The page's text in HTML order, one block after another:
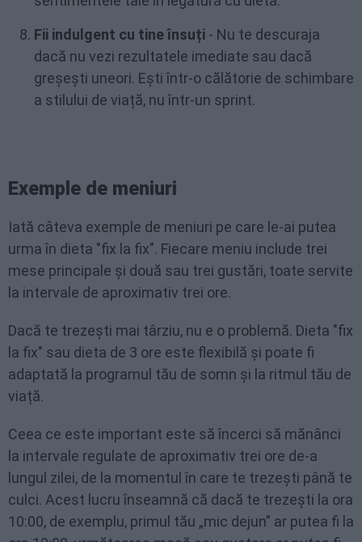
Fii indulgent cu tine însuți - Nu te descuraja
dacă nu vezi rezultatele imediate sau dacă
greșești uneori. Ești într-o călătorie de schimbare
a stilului de viață, nu într-un sprint.
Exemple de meniuri
Iată câteva exemple de meniuri pe care le-ai putea
urma în dieta "fix la fix". Fiecare meniu include trei
mese principale și două sau trei gustări, toate servite
la intervale de aproximativ trei ore.
Dacă te trezești mai târziu, nu e o problemă. Dieta "fix
la fix" sau dieta de 3 ore este flexibilă și poate fi
adaptată la programul tău de somn și la ritmul tău de
viață.
Ceea ce este important este să încerci să mănânci
la intervale regulate de aproximativ trei ore de-a
lungul zilei, de la momentul în care te trezești până te
culci. Acest lucru înseamnă că dacă te trezești la ora
10:00, de exemplu, primul tău „mic dejun” ar putea fi la